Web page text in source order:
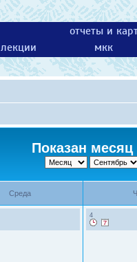
отчеты и
мкк
Показан
Среда
4